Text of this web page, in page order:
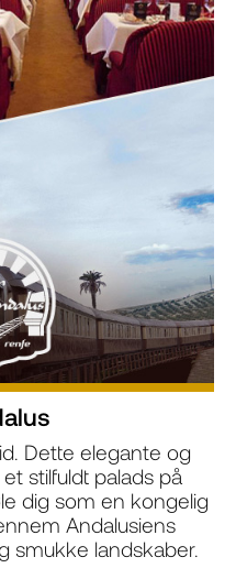
Dette elegante og
stilfuldt palads på
dig som en kongelig
Andalusiens
smukke landskaber.